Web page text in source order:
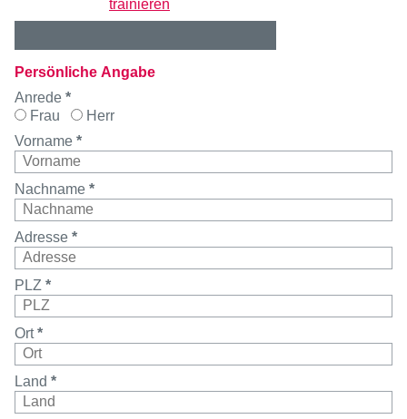
trainieren
Persönliche Angabe
Anrede *
Frau
Herr
Vorname *
Nachname *
Adresse *
PLZ *
Ort*
Land *